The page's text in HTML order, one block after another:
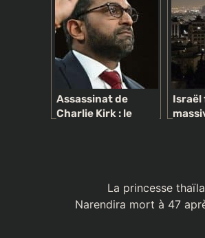
abus sexuels
Assassinat de
Charlie Kirk : le
Israël
l’article
La princesse
Narendira mort à 47